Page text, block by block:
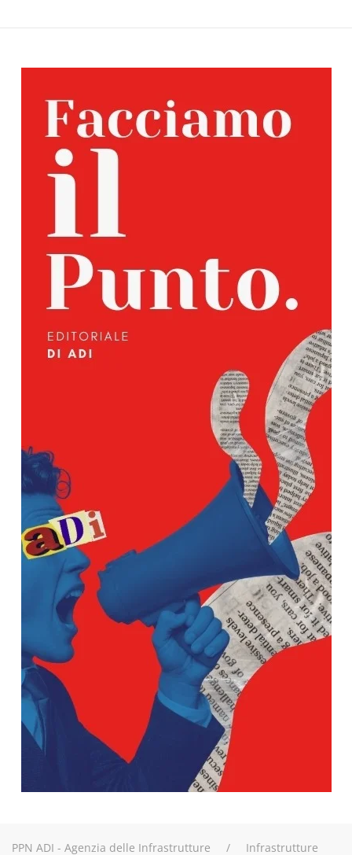
PPN ADI - Agenzia delle Infrastrutture
Infrastrutture